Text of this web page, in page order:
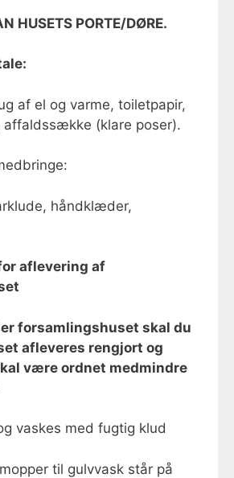
HUSETS PORTE/DØRE.
af el og varme, toiletpapir,
affaldssække (klare poser).
håndklæder,
aflevering af
forsamlingshuset skal du
afleveres rengjort og
være ordnet medmindre
vaskes med fugtig klud
til gulvvask står på